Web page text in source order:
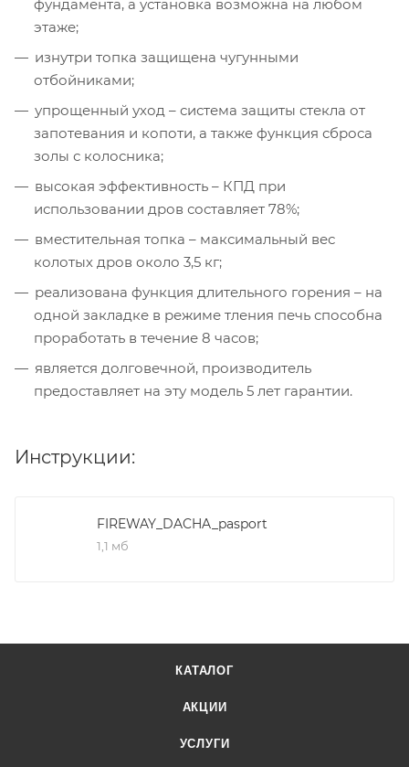
фундамента, а установка возможна на любом
этаже;
изнутри топка защищена чугунными
отбойниками;
упрощенный уход – система защиты стекла от
запотевания и копоти, а также функция сброса
золы с колосника;
высокая эффективность – КПД при
использовании дров составляет 78%;
вместительная топка – максимальный вес
колотых дров около 3,5 кг;
реализована функция длительного горения – на
одной закладке в режиме тления печь способна
проработать в течение 8 часов;
является долговечной, производитель
предоставляет на эту модель 5 лет гарантии.
Инструкции:
FIREWAY_DACHA_pasport
1,1 мб
КАТАЛОГ
АКЦИИ
УСЛУГИ